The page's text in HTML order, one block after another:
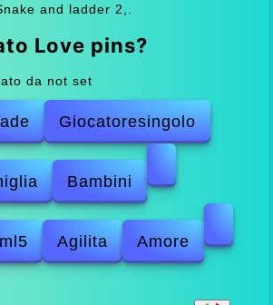
and ladder 2,.
Love pins?
da not set
Giocatoresingolo
Bambini
Agilita Amore